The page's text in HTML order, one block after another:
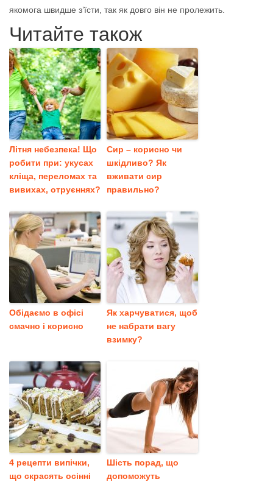
якомога швидше з’їсти, так як довго він не пролежить.
Читайте також
Літня небезпека! Що
робити при: укусах
кліща, переломах та
вивихах, отруєннях?
Сир – корисно чи
шкідливо? Як
вживати сир
правильно?
Обідаємо в офісі
смачно і корисно
Як харчуватися, щоб
не набрати вагу
взимку?
4 рецепти випічки,
що скрасять осінні
Шість порад, що
допоможуть